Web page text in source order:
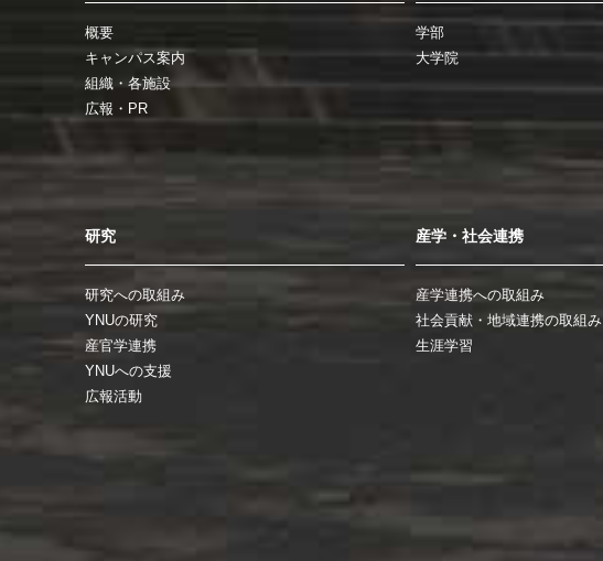
概要
キャンパス案内
組織・各施設
広報・PR
学部
大学院
研究
研究への取組み
YNUの研究
産官学連携
YNUへの支援
広報活動
産学・社会連携
産学連携への取組み
社会貢献・地域連携の取組み
生涯学習